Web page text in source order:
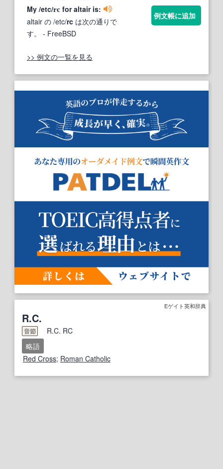
My /etc/rc for altair is:
altair の /etc/rc は次の通りで
す。
- FreeBSD
例文帳に追加
>> 例文の一覧を見る
Eゲイト英和辞典
R.C.
音節
R.C. RC
略語
Red Cross; Roman Catholic